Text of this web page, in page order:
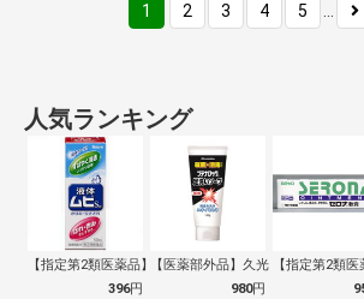
1 2 3 4 5 ...
人気ランキング
【指定第2類医薬品】液体ムヒS 50ML…
396円
【医薬部外品】久光製薬 ブテナロ
980円
【指定第2類